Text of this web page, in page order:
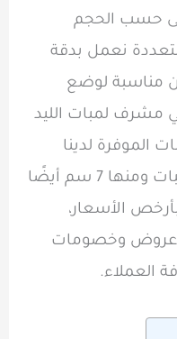
على حسب الحجم
نعمل بدقة
مناسبة لوضع
مشرف لمبات الليد
الموفرة لدينا
جميع مقاسات والأحجام اللمبات ومنها 7 سم أيضًا
بأرخص الأسعار،
عروض وخصومات
العملاء.